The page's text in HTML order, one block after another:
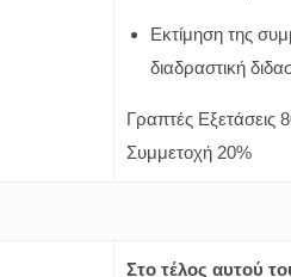
Εκτίμηση της
διαδραστική
Γραπτές Εξετάσεις
Συμμετοχή 20%
Στο τέλος αυτού